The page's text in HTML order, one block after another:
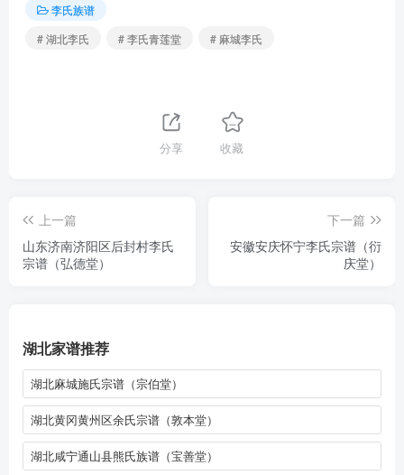
李氏族谱
# 湖北李氏
# 李氏青莲堂 # 麻城李氏
分享 收藏
上一篇
山东济南济阳区后封村李氏
宗谱（弘德堂）
下一篇
安徽安庆怀宁李氏宗谱（衍
庆堂）
湖北家谱推荐
湖北麻城施氏宗谱（宗伯堂）
湖北黄冈黄州区余氏宗谱（敦本堂）
湖北咸宁通山县熊氏族谱（宝善堂）